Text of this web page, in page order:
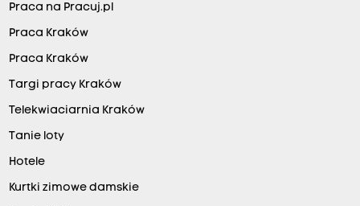
Praca na Pracuj.pl
Praca Kraków
Praca Kraków
Targi pracy Kraków
Telekwiaciarnia Kraków
Tanie loty
Hotele
Kurtki zimowe damskie